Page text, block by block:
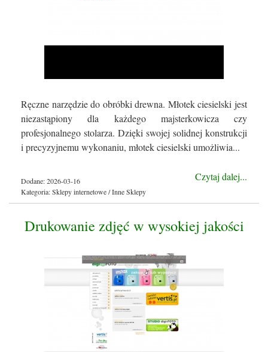
Ręczne narzędzie do obróbki drewna. Młotek ciesielski jest
niezastąpiony dla każdego majsterkowicza czy
profesjonalnego stolarza. Dzięki swojej solidnej konstrukcji
i precyzyjnemu wykonaniu, młotek ciesielski umożliwia...
Czytaj dalej...
Dodane: 2026-03-16
Kategoria: Sklepy internetowe / Inne Sklepy
Drukowanie zdjęć w wysokiej jakości